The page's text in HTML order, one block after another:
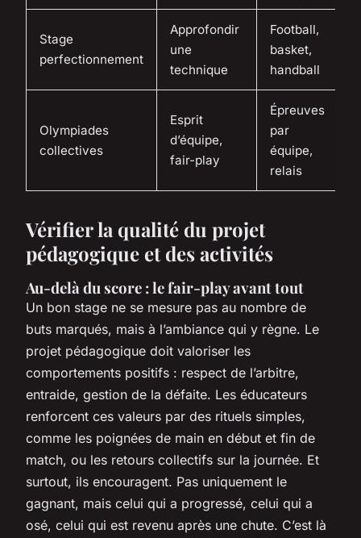
Stage
perfectionnement
Approfondir
une
technique
Football,
basket,
handball
Olympiades
collectives
Esprit
d’équipe,
fair-play
Épreuves
par
équipe,
relais
Vérifier la qualité du projet
pédagogique et des activités
Au-delà du score : le fair-play avant tout
Un bon stage ne se mesure pas au nombre de
buts marqués, mais à l’ambiance qui y règne. Le
projet pédagogique doit valoriser les
comportements positifs : respect de l’arbitre,
entraide, gestion de la défaite. Les éducateurs
renforcent ces valeurs par des rituels simples,
comme les poignées de main en début et fin de
match, ou les retours collectifs sur la journée. Et
surtout, ils encouragent. Pas uniquement le
gagnant, mais celui qui a progressé, celui qui a
osé, celui qui est revenu après une chute. C’est là